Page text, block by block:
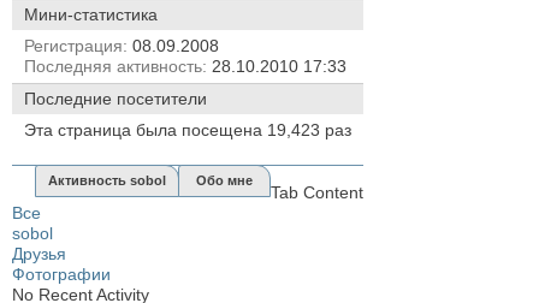
Мини-статистика
Регистрация 08.09.2008
Последняя активность 28.10.2010 17:33
Последние посетители
Эта страница была посещена 19,423 раз
Активность sobol Обо мне
Tab Content
Все
sobol
Друзья
Фотографии
No Recent Activity